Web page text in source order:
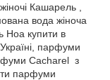
Кашарель ,
вода жіноча
купити в
парфуми
Cacharel з
парфуми